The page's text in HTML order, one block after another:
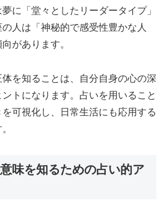
に「堂々としたリーダータイプ」
人は「神秘的で感受性豊かな人
があります。
を知ることは、自分自身の心の深
トになります。占いを用いること
可視化し、日常生活にも応用する
味を知るための占い的ア